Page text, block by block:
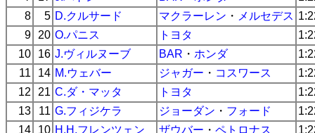
8
5 D.クルサード マクラーレン ・ メルセデス
9
20 O.パニス トヨタ
10
16 J.ヴィルヌーブ BAR ・ ホンダ
11
14 M.ウェバー ジャガー ・ コスワース
12
21 C.ダ・マッタ トヨタ
13
11 G.フィジケラ ジョーダン ・ フォード
14
10 H.H.フレンツェン ザウバー ・ ペトロナス